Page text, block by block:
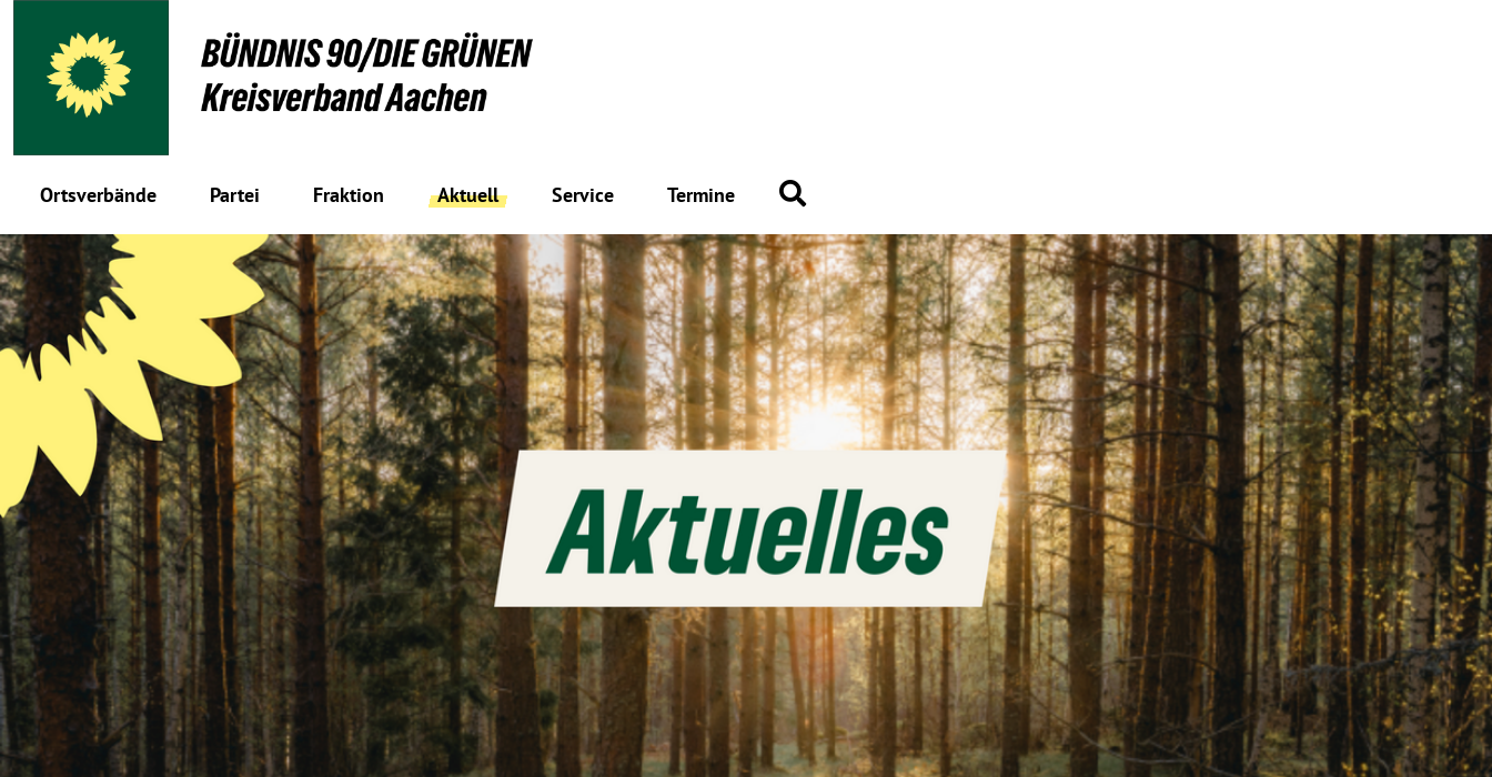
Ortsverbände Partei Fraktion Aktuell Service Termine